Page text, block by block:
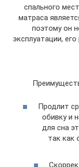
спального
матраса
поэтому он
эксплуатации,
Продлит
обивку и
для сна
так как